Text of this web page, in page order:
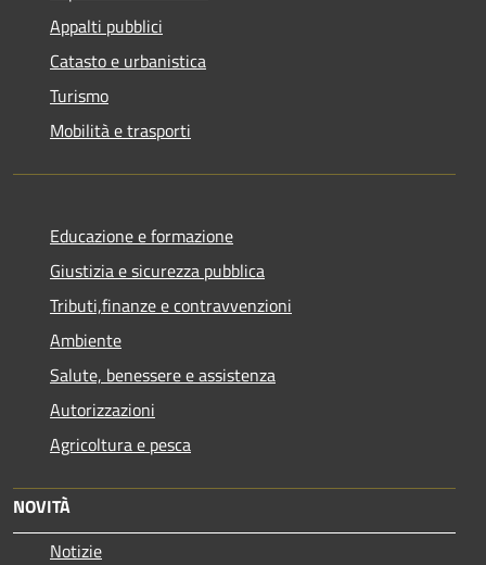
Appalti pubblici
Catasto e urbanistica
Turismo
Mobilità e trasporti
Educazione e formazione
Giustizia e sicurezza pubblica
Tributi,finanze e contravvenzioni
Ambiente
Salute, benessere e assistenza
Autorizzazioni
Agricoltura e pesca
NOVITÀ
Notizie